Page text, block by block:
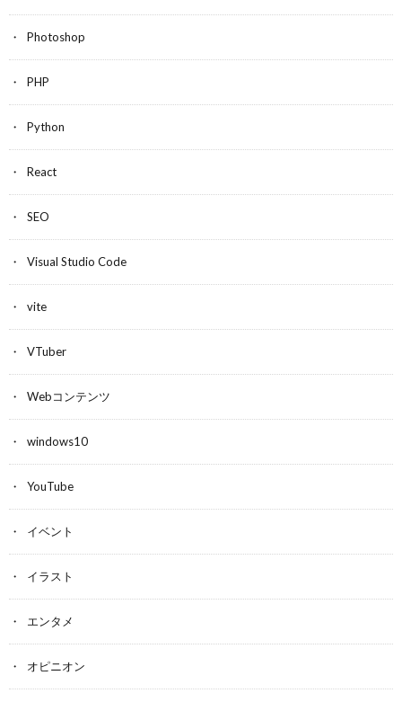
Photoshop
PHP
Python
React
SEO
Visual Studio Code
vite
VTuber
Webコンテンツ
windows10
YouTube
イベント
イラスト
エンタメ
オピニオン